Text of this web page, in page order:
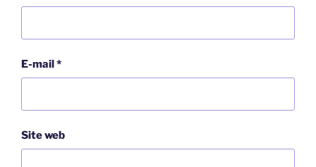
E-mail*
Site web